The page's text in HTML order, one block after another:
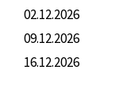
02.12.2026
09.12.2026
16.12.2026